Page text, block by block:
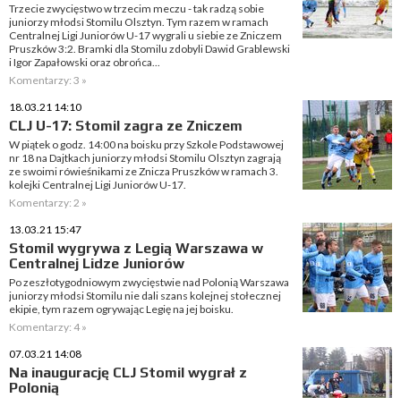
Trzecie zwycięstwo w trzecim meczu - tak radzą sobie
juniorzy młodsi Stomilu Olsztyn. Tym razem w ramach
Centralnej Ligi Juniorów U-17 wygrali u siebie ze Zniczem
Pruszków 3:2. Bramki dla Stomilu zdobyli Dawid Grablewski
i Igor Zapałowski oraz obrońca...
Komentarzy: 3 »
18.03.21 14:10
CLJ U-17: Stomil zagra ze Zniczem
W piątek o godz. 14:00 na boisku przy Szkole Podstawowej
nr 18 na Dajtkach juniorzy młodsi Stomilu Olsztyn zagrają
ze swoimi rówieśnikami ze Znicza Pruszków w ramach 3.
kolejki Centralnej Ligi Juniorów U-17.
Komentarzy: 2 »
13.03.21 15:47
Stomil wygrywa z Legią Warszawa w
Centralnej Lidze Juniorów
Po zeszłotygodniowym zwycięstwie nad Polonią Warszawa
juniorzy młodsi Stomilu nie dali szans kolejnej stołecznej
ekipie, tym razem ogrywając Legię na jej boisku.
Komentarzy: 4 »
07.03.21 14:08
Na inaugurację CLJ Stomil wygrał z
Polonią